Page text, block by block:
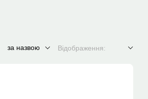
за назвою Відображення: